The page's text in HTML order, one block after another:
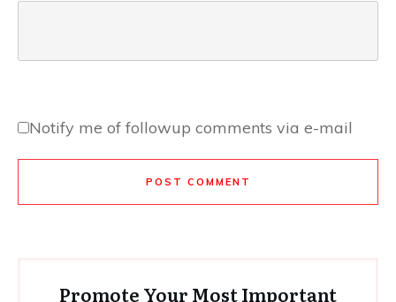
Notify me of followup comments via e-mail
POST COMMENT
Promote Your Most Important